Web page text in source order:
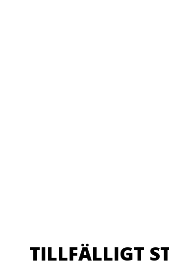
TILLFÄLLIGT